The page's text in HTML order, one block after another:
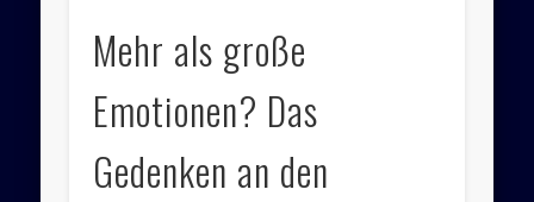
Mehr als große
Emotionen? Das
Gedenken an den